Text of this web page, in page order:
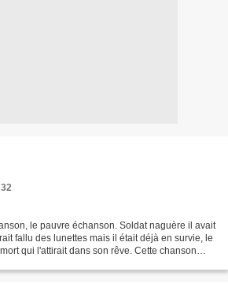
le pauvre échanson. Soldat naguère il avait
fallu des lunettes mais il était déjà en survie, le
qui l'attirait dans son rêve. Cette chanson